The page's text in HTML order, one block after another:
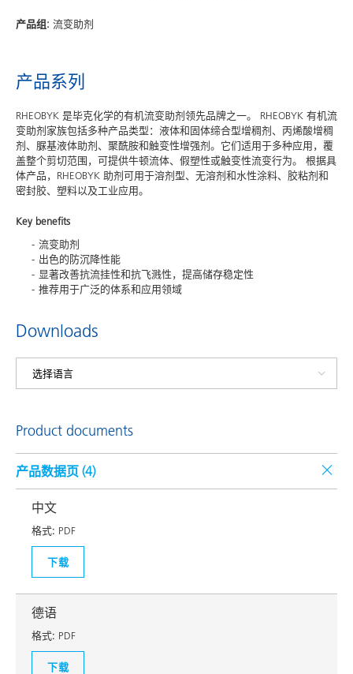
产品组: 流变助剂
产品系列
RHEOBYK 是毕克化学的有机流变助剂领先品牌之一。 RHEOBYK 有机流
变助剂家族包括多种产品类型：液体和固体缔合型增稠剂、丙烯酸增稠
剂、脲基液体助剂、聚酰胺和触变性增强剂。它们适用于多种应用，覆
盖整个剪切范围，可提供牛顿流体、假塑性或触变性流变行为。 根据具
体产品，RHEOBYK 助剂可用于溶剂型、无溶剂和水性涂料、胶粘剂和
密封胶、塑料以及工业应用。
Key benefits
流变助剂
出色的防沉降性能
显著改善抗流挂性和抗飞溅性，提高储存稳定性
推荐用于广泛的体系和应用领域
Downloads
Product documents
产品数据页 (4)
中文
格式: PDF
下载
德语
格式: PDF
下载